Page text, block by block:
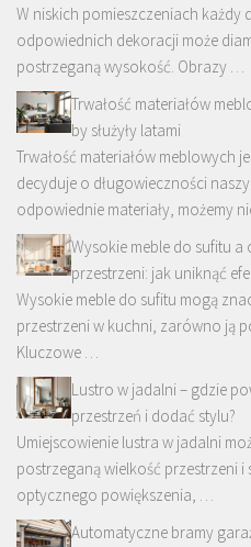
W niskich pomieszczeniach każdy
odpowiednich dekoracji może
postrzeganą wysokość. Obrazy …
Trwałość materiałów
by służyły latami
Trwałość materiałów meblowych
decyduje o długowieczności
odpowiednie materiały, możemy
Wysokie meble do sufitu
przestrzeni: jak uniknąć
Wysokie meble do sufitu mogą
przestrzeni w kuchni, zarówno ją
Kluczowe …
Lustro w jadalni – gdzie
przestrzeń i dodać stylu?
Umiejscowienie lustra w jadalni
postrzeganą wielkość przestrzeni i
optycznego powiększenia, …
Automatyczne bramy